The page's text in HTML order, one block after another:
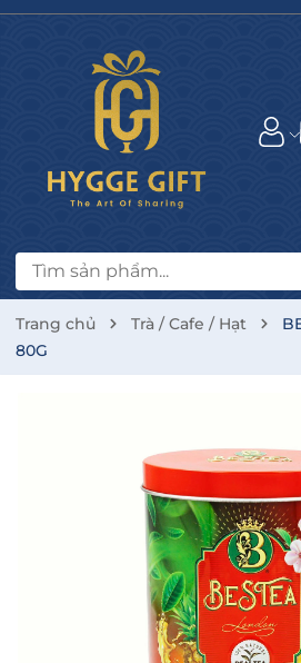
Trang chủ Trà / Cafe / Hạt
80G